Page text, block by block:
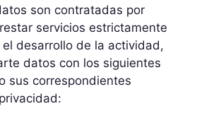
son contratadas por
servicios estrictamente
desarrollo de la actividad,
datos con los siguientes
sus correspondientes